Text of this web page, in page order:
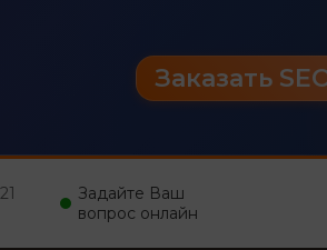
Заказать
Задайте Ваш
вопрос онлайн